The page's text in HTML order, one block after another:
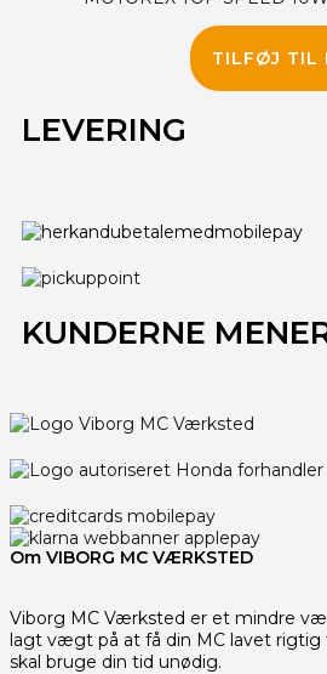
TILFØJ TIL
LEVERING
KUNDERNE
Om VIBORG MC VÆRKSTED
Viborg MC Værksted er et mindre
lagt vægt på at få din MC lavet rigtig
skal bruge din tid unødig.